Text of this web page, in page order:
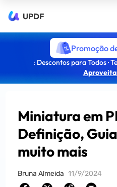
UPDF
Promoção
: Descontos para Todos ·
Miniatura em
Definição,
muito mais
Bruna Almeida 11/9/2024